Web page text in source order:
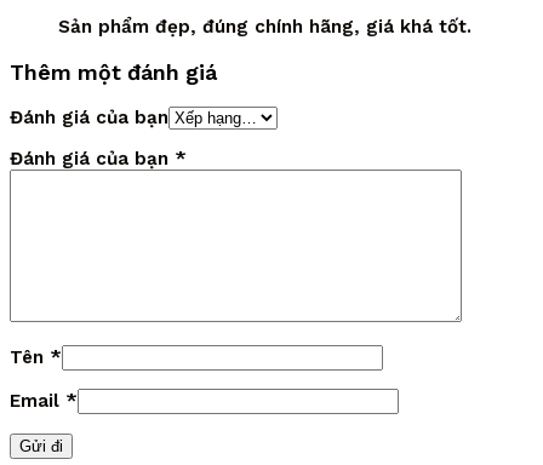
Sản phẩm đẹp, đúng chính hãng, giá khá tốt.
Thêm một đánh giá
Đánh giá của bạn
Đánh giá của bạn *
Tên *
Email *